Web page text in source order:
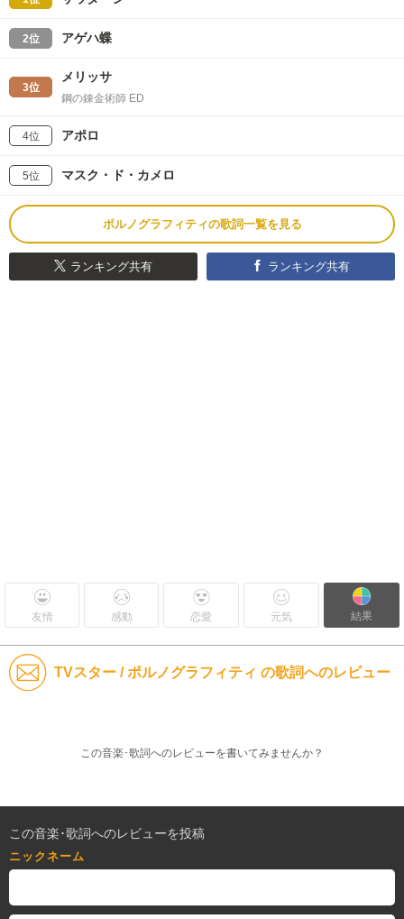
2位 アゲハ蝶
3位
メリッサ
鋼の錬金術師 ED
4位 アポロ
5位 マスク・ド・カメロ
ポルノグラフィティの歌詞一覧を見る
ランキング共有 ランキング共有
友情 感動 恋愛 元気 結果
TVスター / ポルノグラフィティ の歌詞へのレビュー
この音楽･歌詞へのレビューを書いてみませんか？
この音楽･歌詞へのレビューを投稿
ニックネーム